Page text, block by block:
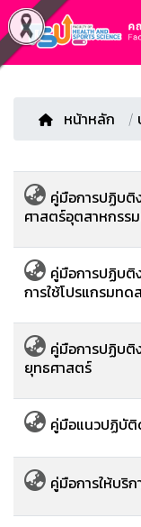
หน้าหลัก /
คู่มือการปฏิบติ
ศาสตร์อุตสาหกรร
คู่มือการปฏิบติ
การใช้โปรแกรมท
คู่มือการปฏิบติ
ยุทธศาสตร์
คู่มือแนวปฏิบั
คู่มือการให้บริ